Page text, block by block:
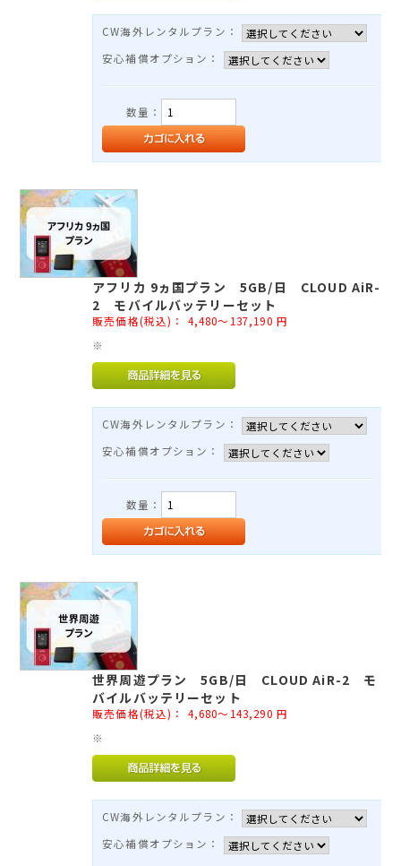
CW海外レンタルプラン：
安心補償オプション：
数量：
アフリカ 9ヵ国プラン 5GB/日 CLOUD AiR-
2 モバイルバッテリーセット
販売価格(税込)： 4,480～137,190 円
※
CW海外レンタルプラン：
安心補償オプション：
数量：
世界周遊プラン 5GB/日 CLOUD AiR-2 モ
バイルバッテリーセット
販売価格(税込)： 4,680～143,290 円
※
CW海外レンタルプラン：
安心補償オプション：